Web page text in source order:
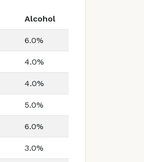
Alcohol
6.0%
4.0%
4.0%
5.0%
6.0%
3.0%